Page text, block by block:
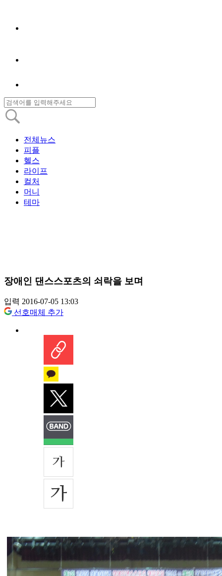
전체뉴스
피플
헬스
라이프
컬처
머니
테마
장애인 댄스스포츠의 쇠락을 보며
입력 2016-07-05 13:03
선호매체 추가